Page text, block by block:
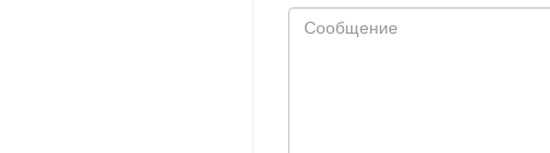
Сообщение